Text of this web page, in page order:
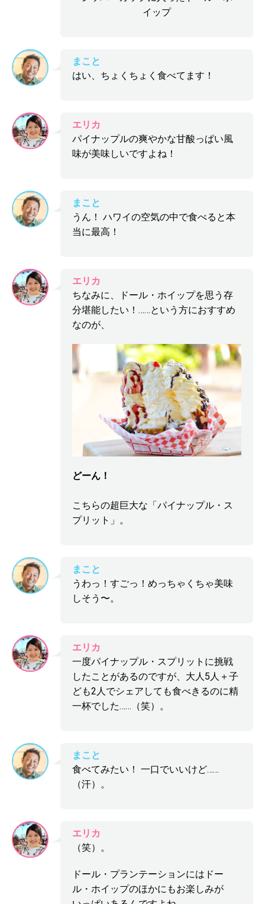
イップ
まこと
はい、ちょくちょく食べてます！
エリカ
パイナップルの爽やかな甘酸っぱい風
味が美味しいですよね！
まこと
うん！ ハワイの空気の中で食べると本
当に最高！
エリカ
ちなみに、ドール・ホイップを思う存
分堪能したい！……という方におすすめ
なのが、
どーん！
こちらの超巨大な「パイナップル・ス
プリット」。
まこと
うわっ！すごっ！めっちゃくちゃ美味
しそう〜。
エリカ
一度パイナップル・スプリットに挑戦
したことがあるのですが、大人5人＋子
ども2人でシェアしても食べきるのに精
一杯でした……（笑）。
まこと
食べてみたい！ 一口でいいけど……
（汗）。
エリカ
（笑）。
ドール・プランテーションにはドー
ル・ホイップのほかにもお楽しみが